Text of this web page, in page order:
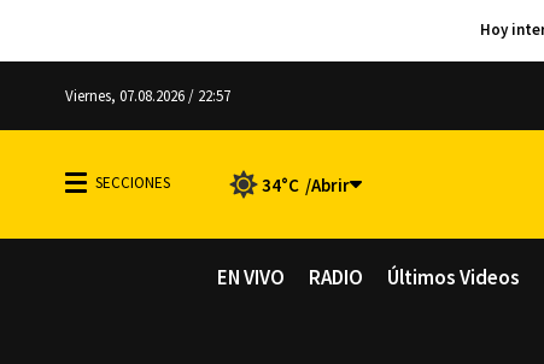
Viernes, 07.08.2026 / 22:57
34°C
EN VIVO RADIO Últimos Videos